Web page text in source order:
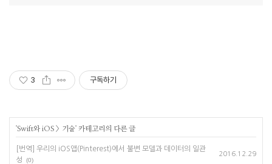
3 구독하기
'Swift와 iOS > 기술' 카테고리의 다른 글
[번역] 우리의 iOS앱(Pinterest)에서 불변 모델과 데이터의 일관
성
(0)
2016.12.29